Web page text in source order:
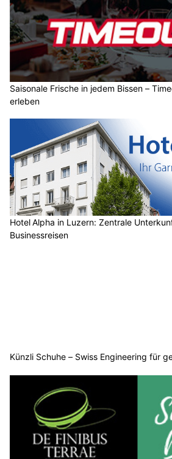
Saisonale Frische in jedem Bissen –
erleben
Hotel Alpha in Luzern: Zentrale
Businessreisen
Künzli Schuhe – Swiss Engineering für